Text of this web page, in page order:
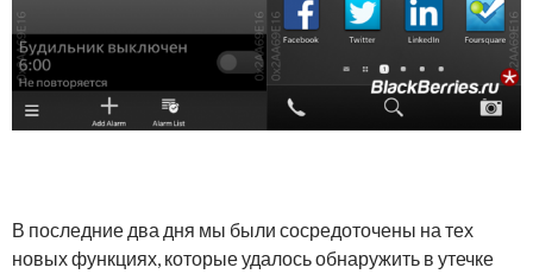
В последние два дня мы были сосредоточены на тех
новых функциях, которые удалось обнаружить в утечке